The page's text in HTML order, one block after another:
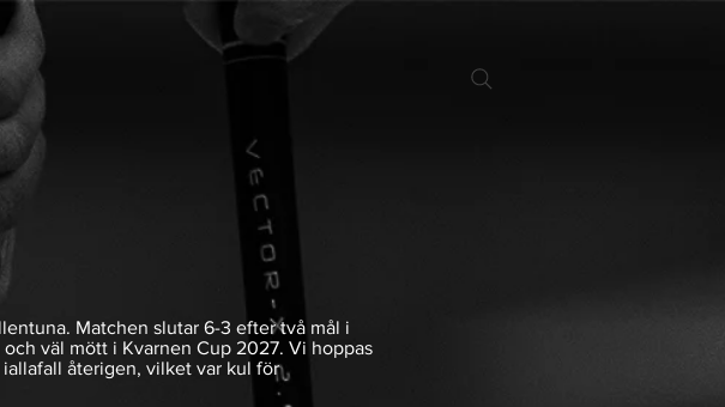
Matchen slutar 6-3 efter två mål i
väl mött i Kvarnen Cup 2027. Vi hoppas
återigen, vilket var kul för